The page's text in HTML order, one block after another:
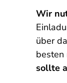
Wir
über
besten
sollte